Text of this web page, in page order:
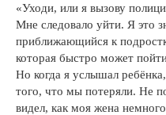
«Уходи, или я вызову
Мне следовало уйти. Я это
приближающийся к
которая быстро может
Но когда я услышал
того, что мы потеряли. Не
видел, как моя жена